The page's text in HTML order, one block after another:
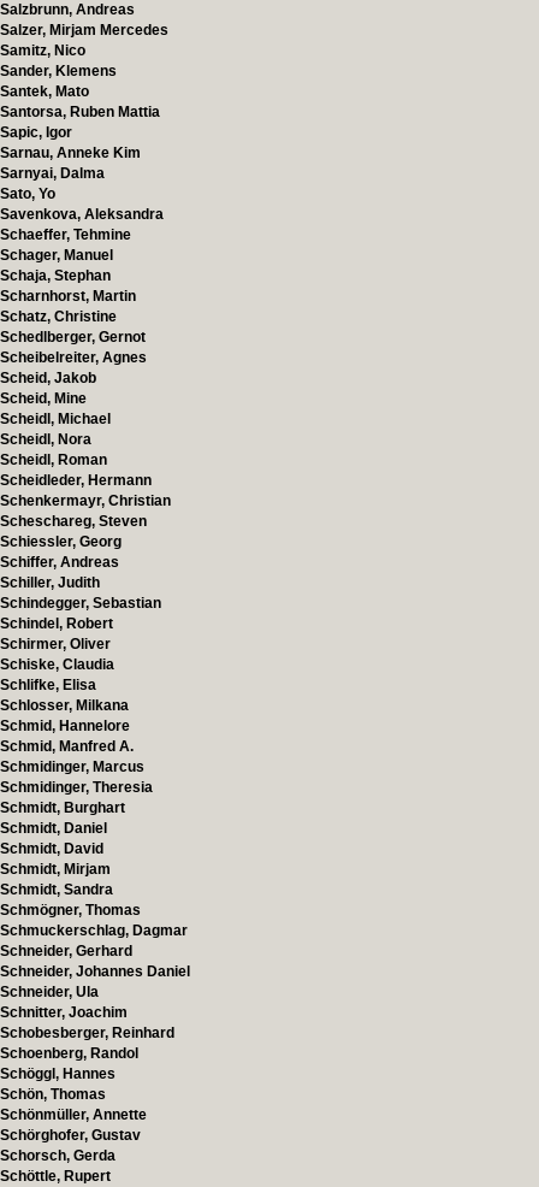
Salzbrunn, Andreas
Salzer, Mirjam Mercedes
Samitz, Nico
Sander, Klemens
Santek, Mato
Santorsa, Ruben Mattia
Sapic, Igor
Sarnau, Anneke Kim
Sarnyai, Dalma
Sato, Yo
Savenkova, Aleksandra
Schaeffer, Tehmine
Schager, Manuel
Schaja, Stephan
Scharnhorst, Martin
Schatz, Christine
Schedlberger, Gernot
Scheibelreiter, Agnes
Scheid, Jakob
Scheid, Mine
Scheidl, Michael
Scheidl, Nora
Scheidl, Roman
Scheidleder, Hermann
Schenkermayr, Christian
Scheschareg, Steven
Schiessler, Georg
Schiffer, Andreas
Schiller, Judith
Schindegger, Sebastian
Schindel, Robert
Schirmer, Oliver
Schiske, Claudia
Schlifke, Elisa
Schlosser, Milkana
Schmid, Hannelore
Schmid, Manfred A.
Schmidinger, Marcus
Schmidinger, Theresia
Schmidt, Burghart
Schmidt, Daniel
Schmidt, David
Schmidt, Mirjam
Schmidt, Sandra
Schmögner, Thomas
Schmuckerschlag, Dagmar
Schneider, Gerhard
Schneider, Johannes Daniel
Schneider, Ula
Schnitter, Joachim
Schobesberger, Reinhard
Schoenberg, Randol
Schöggl, Hannes
Schön, Thomas
Schönmüller, Annette
Schörghofer, Gustav
Schorsch, Gerda
Schöttle, Rupert